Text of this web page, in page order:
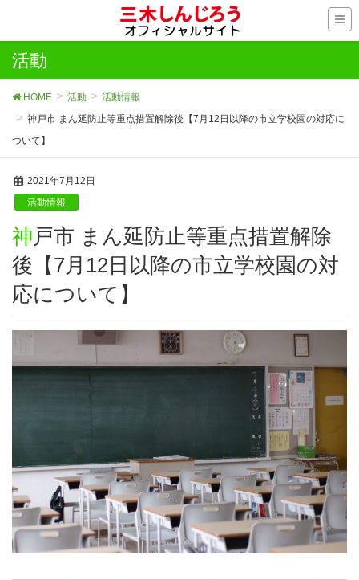
活動
HOME 活動
活動情報
神戸市 まん延防止等重点措置解除後【7月12日以降の市立学校園の対応に
ついて】
2021年7月12日
活動情報
神戸市 まん延防止等重点措置解除
後【7月12日以降の市立学校園の対
応について】